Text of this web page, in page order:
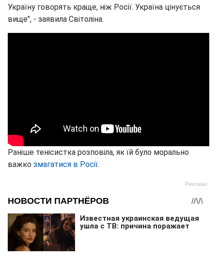
Україну говорять краще, ніж Росії. Україна цінується
вище", - заявила Світоліна.
Раніше тенісистка розповіла, як їй було морально
важко змагатися в Росії.